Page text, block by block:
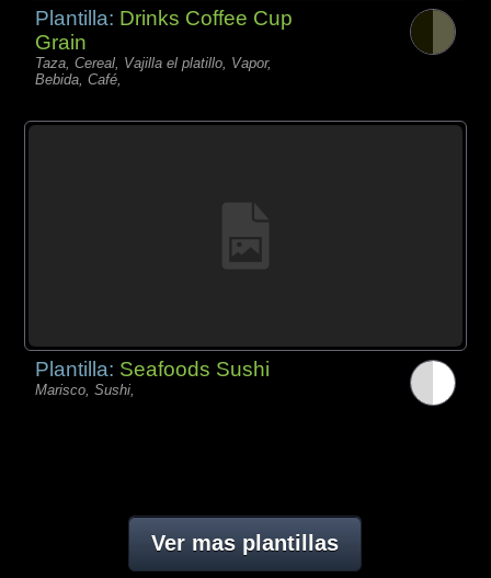
Plantilla: Drinks Coffee Cup
Grain
Taza, Cereal, Vajilla el platillo, Vapor,
Bebida, Café,
Plantilla: Seafoods Sushi
Marisco, Sushi,
Ver mas plantillas